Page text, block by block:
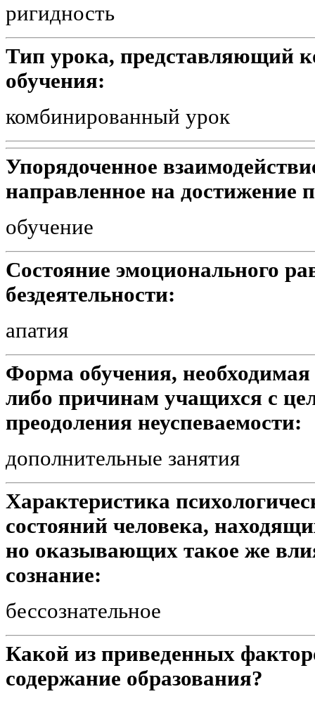
ригидность
Тип урока, представляющий
обучения:
комбинированный урок
Упорядоченное
направленное на достижение
обучение
Состояние эмоционального
бездеятельности:
апатия
Форма обучения,
либо причинам учащихся с
преодоления неуспеваемости:
дополнительные занятия
Характеристика
состояний человека,
но оказывающих такое же
сознание:
бессознательное
Какой из приведенных
содержание образования?